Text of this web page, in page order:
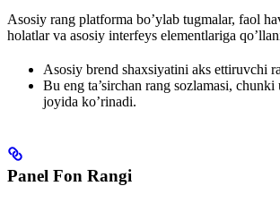
Asosiy rang platforma bo’ylab tugmalar, faol
holatlar va asosiy interfeys elementlariga
Asosiy brend shaxsiyatini aks ettiruvchi
Bu eng ta’sirchan rang sozlamasi,
joyida ko’rinadi.
Panel Fon Rangi